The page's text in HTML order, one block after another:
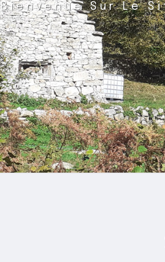
Bienvenue Sur Le